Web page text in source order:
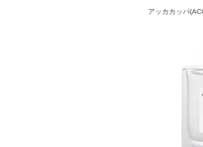
アッカカッパ